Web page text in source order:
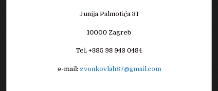
Junija Palmotića 31
10000 Zagreb
Tel. +385 98 943 0484
e-mail: zvonkovlah87@gmail.com